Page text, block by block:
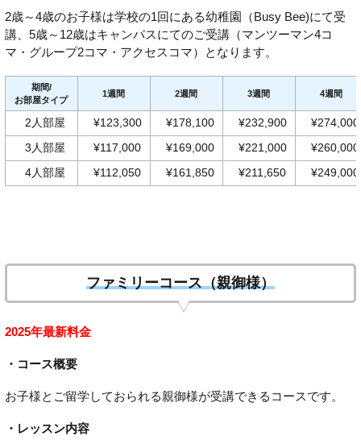
2歳～4歳のお子様は学校の1回にある幼稚園（Busy Bee)にて受
講、5歳～12歳はキャンパスにてのご受講（マンツーマン4コ
マ・グループ2コマ・アクセスコマ）となります。
期間/
お部屋タイプ
1週間 2週間 3週間 4週間
2人部屋 ¥123,300 ¥178,100 ¥232,900 ¥274,000
3人部屋 ¥117,000 ¥169,000 ¥221,000 ¥260,000
4人部屋 ¥112,050 ¥161,850 ¥211,650 ¥249,000
ファミリーコース（親御様）
2025年最新料金
・コース概要
お子様とご留学しておられる親御様が受講できるコースです。
・レッスン内容